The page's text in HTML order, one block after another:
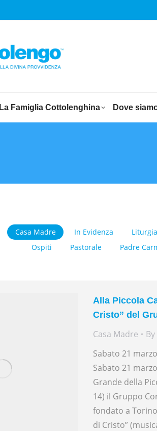
La Famiglia Cottolenghina Dove
Casa Madre In Evidenza Liturgia
Ospiti
Pastorale Padre
Alla Piccola
Cristo” del
Casa Madre By
Sabato 21
Sabato 21
Grande della
14) il Gruppo
fondato a
di Cristo”